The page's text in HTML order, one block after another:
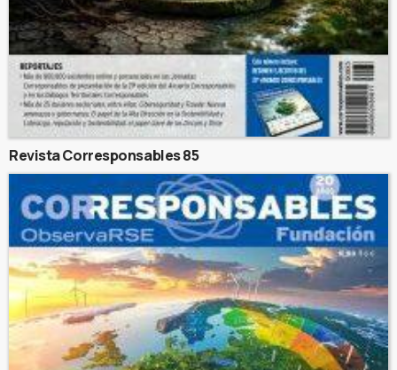
Revista Corresponsables 85